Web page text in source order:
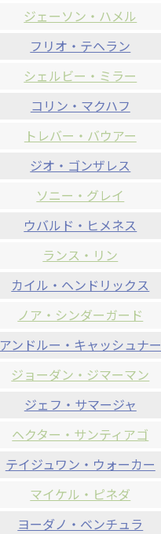
ジェーソン・ハメル
フリオ・テヘラン
シェルビー・ミラー
コリン・マクハフ
トレバー・バウアー
ジオ・ゴンザレス
ソニー・グレイ
ウバルド・ヒメネス
ランス・リン
カイル・ヘンドリックス
ノア・シンダーガード
アンドルー・キャッシュナー
ジョーダン・ジマーマン
ジェフ・サマージャ
ヘクター・サンティアゴ
テイジュワン・ウォーカー
マイケル・ピネダ
ヨーダノ・ベンチュラ